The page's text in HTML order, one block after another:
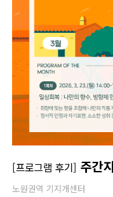
[프로그램 후기] 주간
노원권역 기지개센터